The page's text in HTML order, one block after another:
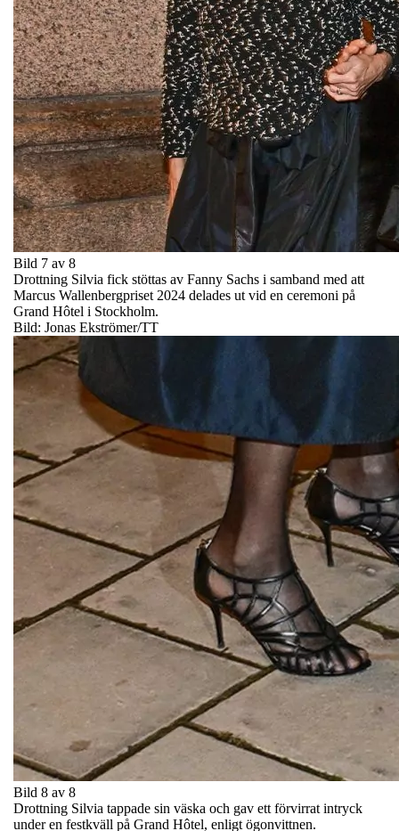
Bild 7 av 8
Drottning Silvia fick stöttas av Fanny Sachs i samband med att
Marcus Wallenbergpriset 2024 delades ut vid en ceremoni på
Grand Hôtel i Stockholm.
Bild: Jonas Ekströmer/TT
Bild 8 av 8
Drottning Silvia tappade sin väska och gav ett förvirrat intryck
under en festkväll på Grand Hôtel, enligt ögonvittnen.